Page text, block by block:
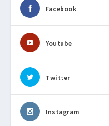
Facebook
Youtube
Twitter
Instagram